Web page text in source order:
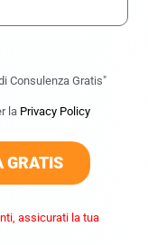
Consulenza Gratis"
la Privacy Policy
GRATIS
assicurati la tua